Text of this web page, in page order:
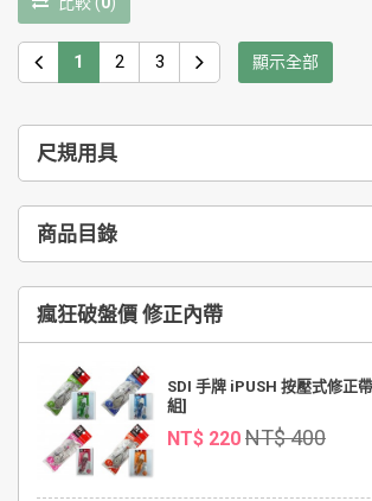
尺規用具
商品目錄
瘋狂破盤價 修正內帶
SDI 手牌 iPUSH 按壓式修正
組]
NT$ 220 NT$ 400
1 2 3 顯示全部